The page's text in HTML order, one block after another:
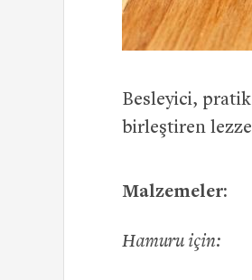
Besleyici,
birleştiren
Malzemeler:
Hamuru için: